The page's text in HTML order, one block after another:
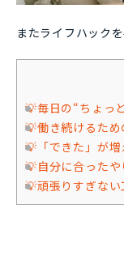
またライフハック
💡毎日の“ちょっ
💡働き続けるた
💡「できた」が
💡自分に合った
💡頑張りすぎな